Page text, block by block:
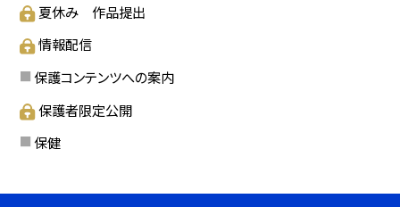
夏休み 作品提出
情報配信
保護コンテンツへの案内
保護者限定公開
保健